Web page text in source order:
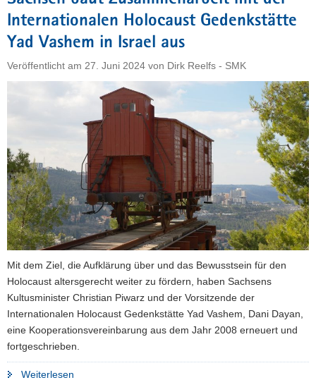
n
e
N
t
i
o
n
Internationalen Holocaust Gedenkstätte
Yad Vashem in Israel aus
Veröffentlicht am 27. Juni 2024 von Dirk Reelfs - SMK
Mit dem Ziel, die Aufklärung über und das Bewusstsein für den
Holocaust altersgerecht weiter zu fördern, haben Sachsens
Kultusminister Christian Piwarz und der Vorsitzende der
Internationalen Holocaust Gedenkstätte Yad Vashem, Dani Dayan,
eine Kooperationsvereinbarung aus dem Jahr 2008 erneuert und
fortgeschrieben.
Weiterlesen